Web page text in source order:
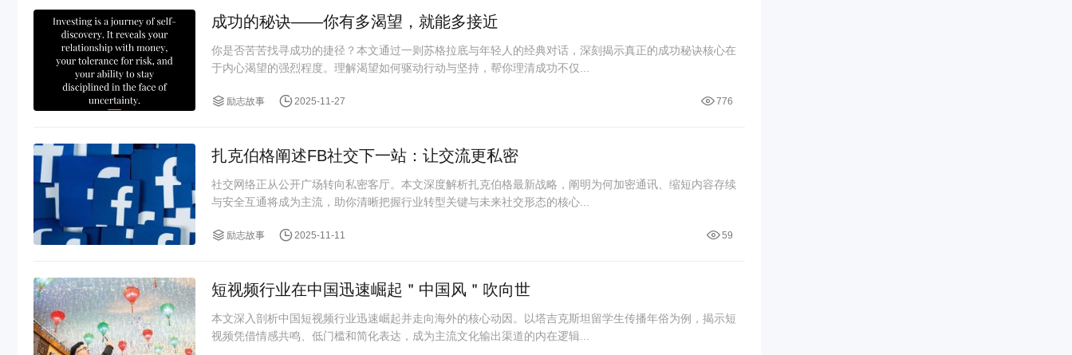
成功的秘诀——你有多渴望，就能多接近
你是否苦苦找寻成功的捷径？本文通过一则苏格拉底与年轻人的经典对话，深刻揭示真正的成功秘诀核心在
于内心渴望的强烈程度。理解渴望如何驱动行动与坚持，帮你理清成功不仅...
励志故事 2025-11-27 776
扎克伯格阐述FB社交下一站：让交流更私密
社交网络正从公开广场转向私密客厅。本文深度解析扎克伯格最新战略，阐明为何加密通讯、缩短内容存续
与安全互通将成为主流，助你清晰把握行业转型关键与未来社交形态的核心...
励志故事 2025-11-11 59
短视频行业在中国迅速崛起＂中国风＂吹向世
本文深入剖析中国短视频行业迅速崛起并走向海外的核心动因。以塔吉克斯坦留学生传播年俗为例，揭示短
视频凭借情感共鸣、低门槛和简化表达，成为主流文化输出渠道的内在逻辑...